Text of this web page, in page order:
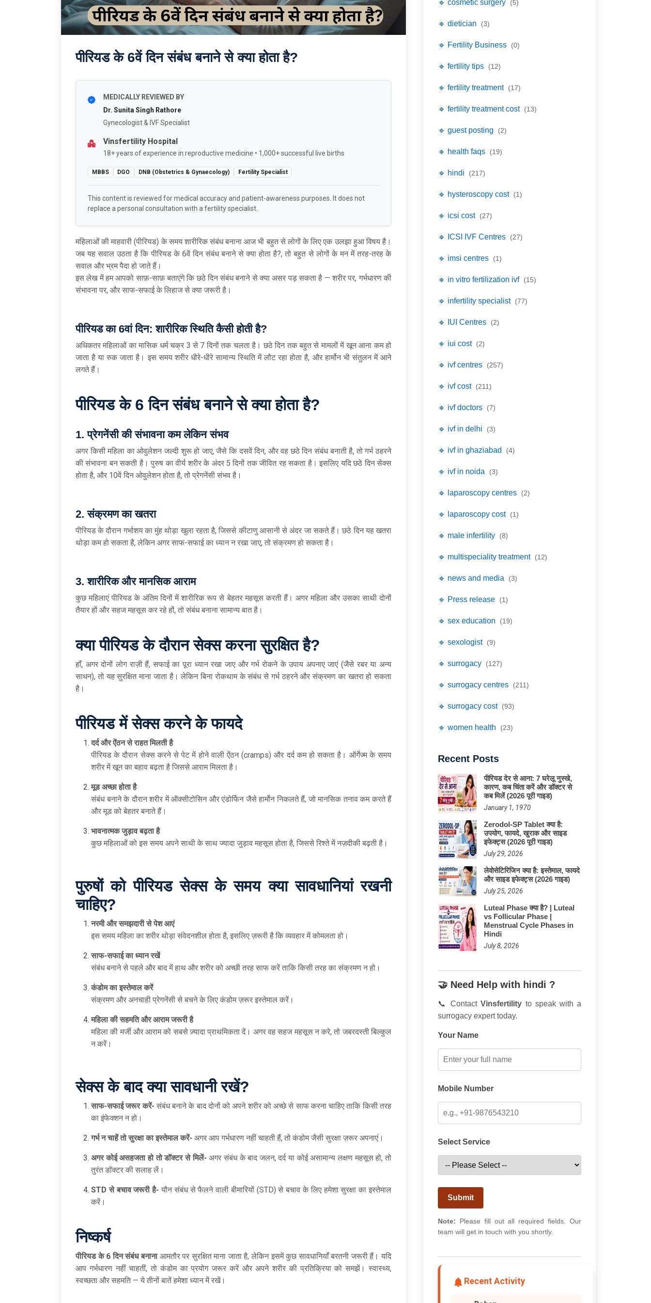
पीरियड के 6वें दिन संबंध बनाने से क्या होता है?
MEDICALLY REVIEWED BY
Dr. Sunita Singh Rathore
Gynecologist & IVF Specialist
Vinsfertility Hospital
18+ years of experience in reproductive medicine • 1,000+ successful live births
MBBS DGO DNB (Obstetrics & Gynaecology) Fertility Specialist
This content is reviewed for medical accuracy and patient-awareness purposes. It does not
replace a personal consultation with a fertility specialist.
महिलाओं की माहवारी (पीरियड) के समय शारीरिक संबंध बनाना आज भी बहुत से लोगों के लिए एक उलझा हुआ विषय है।
जब यह सवाल उठता है कि पीरियड के 6वें दिन संबंध बनाने से क्या होता है?, तो बहुत से लोगों के मन में तरह-तरह के
सवाल और भ्रम पैदा हो जाते हैं।
इस लेख में हम आपको साफ़-साफ़ बताएंगे कि छठे दिन संबंध बनाने से क्या असर पड़ सकता है — शरीर पर, गर्भधारण की
संभावना पर, और साफ-सफाई के लिहाज से क्या जरूरी है।
पीरियड का 6वां दिन: शारीरिक स्थिति कैसी होती है?
अधिकतर महिलाओं का मासिक धर्म चक्र 3 से 7 दिनों तक चलता है। छठे दिन तक बहुत से मामलों में खून आना कम हो
जाता है या रुक जाता है। इस समय शरीर धीरे-धीरे सामान्य स्थिति में लौट रहा होता है, और हार्मोन भी संतुलन में आने
लगते हैं।
पीरियड के 6दिन संबंध बनाने से क्या होता है?
1.प्रेगनेंसी की संभावना कम लेकिन संभव
अगर किसी महिला का ओवुलेशन जल्दी शुरू हो जाए, जैसे कि दसवें दिन, और वह छठे दिन संबंध बनाती है, तो गर्भ ठहरने
की संभावना बन सकती है। पुरुष का वीर्य शरीर के अंदर 5 दिनों तक जीवित रह सकता है। इसलिए यदि छठे दिन सेक्स
होता है, और 10वें दिन ओवुलेशन होता है, तो प्रेगनेंसी संभव है।
2.संक्रमण का खतरा
पीरियड के दौरान गर्भाशय का मुंह थोड़ा खुला रहता है, जिससे कीटाणु आसानी से अंदर जा सकते हैं। छठे दिन यह खतरा
थोड़ा कम हो सकता है, लेकिन अगर साफ-सफाई का ध्यान न रखा जाए, तो संक्रमण हो सकता है।
3.शारीरिक और मानसिक आराम
कुछ महिलाएं पीरियड के अंतिम दिनों में शारीरिक रूप से बेहतर महसूस करती हैं। अगर महिला और उसका साथी दोनों
तैयार हों और सहज महसूस कर रहे हों, तो संबंध बनाना सामान्य बात है।
क्या पीरियड के दौरान सेक्स करना सुरक्षित है?
हाँ, अगर दोनों लोग राज़ी हैं, सफाई का पूरा ध्यान रखा जाए और गर्भ रोकने के उपाय अपनाए जाएं (जैसे रबर या अन्य
साधन), तो यह सुरक्षित माना जाता है। लेकिन बिना रोकथाम के संबंध से गर्भ ठहरने और संक्रमण का खतरा हो सकता
है।
पीरियड में सेक्स करने के फायदे
दर्द और ऐंठन से राहत मिलती है
पीरियड के दौरान सेक्स करने से पेट में होने वाली ऐंठन (cramps) और दर्द कम हो सकता है। ऑर्गेज्म के समय
शरीर में खून का बहाव बढ़ता है जिससे आराम मिलता है।
मूड अच्छा होता है
संबंध बनाने के दौरान शरीर में ऑक्सीटोसिन और एंडोर्फिन जैसे हार्मोन निकलते हैं, जो मानसिक तनाव कम करते हैं
और मूड को बेहतर बनाते हैं।
भावनात्मक जुड़ाव बढ़ता है
कुछ महिलाओं को इस समय अपने साथी के साथ ज्यादा जुड़ाव महसूस होता है, जिससे रिश्ते में नज़दीकी बढ़ती है।
पुरुषों को पीरियड सेक्स के समय क्या सावधानियां रखनी
चाहिए?
नरमी और समझदारी से पेश आएं
इस समय महिला का शरीर थोड़ा संवेदनशील होता है, इसलिए ज़रूरी है कि व्यवहार में कोमलता हो।
साफ-सफाई का ध्यान रखें
संबंध बनाने से पहले और बाद में हाथ और शरीर को अच्छी तरह साफ करें ताकि किसी तरह का संक्रमण न हो।
कंडोम का इस्तेमाल करें
संक्रमण और अनचाही प्रेगनेंसी से बचने के लिए कंडोम ज़रूर इस्तेमाल करें।
महिला की सहमति और आराम जरूरी है
महिला की मर्जी और आराम को सबसे ज़्यादा प्राथमिकता दें। अगर वह सहज महसूस न करे, तो जबरदस्ती बिल्कुल
न करें।
सेक्स के बाद क्या सावधानी रखें?
साफ-सफाई जरूर करें- संबंध बनाने के बाद दोनों को अपने शरीर को अच्छे से साफ करना चाहिए ताकि किसी तरह
का इंफेक्शन न हो।
गर्भ न चाहें तो सुरक्षा का इस्तेमाल करें- अगर आप गर्भधारण नहीं चाहती हैं, तो कंडोम जैसी सुरक्षा ज़रूर अपनाएं।
अगर कोई असहजता हो तो डॉक्टर से मिलें- अगर संबंध के बाद जलन, दर्द या कोई असामान्य लक्षण महसूस हो, तो
तुरंत डॉक्टर की सलाह लें।
STDसे बचाव जरूरी है- यौन संबंध से फैलने वाली बीमारियों (STD) से बचाव के लिए हमेशा सुरक्षा का इस्तेमाल
करें।
निष्कर्ष
पीरियड के 6दिन संबंध बनानाआमतौर पर सुरक्षित माना जाता है, लेकिन इसमें कुछ सावधानियाँ बरतनी जरूरी हैं। यदि
आप गर्भधारण नहीं चाहतीं, तो कंडोम का प्रयोग जरूर करें और अपने शरीर की प्रतिक्रिया को समझें। स्वास्थ्य,
स्वच्छता और सहमति — ये तीनों बातें हमेशा ध्यान में रखें।
🔹 cosmetic surgery (5)
🔹 dietician (3)
🔹 Fertility Business (0)
🔹 fertility tips (12)
🔹 fertility treatment (17)
🔹 fertility treatment cost (13)
🔹 guest posting (2)
🔹 health faqs (19)
🔹 hindi (217)
🔹 hysteroscopy cost (1)
🔹 icsi cost (27)
🔹 ICSI IVF Centres (27)
🔹 imsi centres (1)
🔹 in vitro fertilization ivf (15)
🔹 infertility specialist (77)
🔹 IUI Centres (2)
🔹 iui cost (2)
🔹 ivf centres (257)
🔹 ivf cost (211)
🔹 ivf doctors (7)
🔹 ivf in delhi (3)
🔹 ivf in ghaziabad (4)
🔹 ivf in noida (3)
🔹 laparoscopy centres (2)
🔹 laparoscopy cost (1)
🔹 male infertility (8)
🔹 multispeciality treatment (12)
🔹 news and media (3)
🔹 Press release (1)
🔹 sex education (19)
🔹 sexologist (9)
🔹 surrogacy (127)
🔹 surrogacy centres (211)
🔹 surrogacy cost (93)
🔹 women health (23)
Recent Posts
पीरियड देर से आना: 7 घरेलू नुस्खे,
कारण, कब चिंता करें और डॉक्टर से
कब मिलें (2026 पूरी गाइड)
January 1, 1970
Zerodol-SP Tablet क्या है:
उपयोग, फायदे, खुराक और साइड
इफेक्ट्स (2026 पूरी गाइड)
July 29, 2026
लेवोसेटिरिजिन क्या है: इस्तेमाल, फायदे
और साइड इफेक्ट्स (2026 गाइड)
July 25, 2026
Luteal Phase क्या है? | Luteal
vs Follicular Phase |
Menstrual Cycle Phases in
Hindi
July 8, 2026
🤝 Need Help with hindi ?
📞 ContactVinsfertility to speak with a
surrogacy expert today.
Your Name
Mobile Number
Select Service
Submit
Note: Please fill out all required fields. Our
team will get in touch with you shortly.
Recent Activity